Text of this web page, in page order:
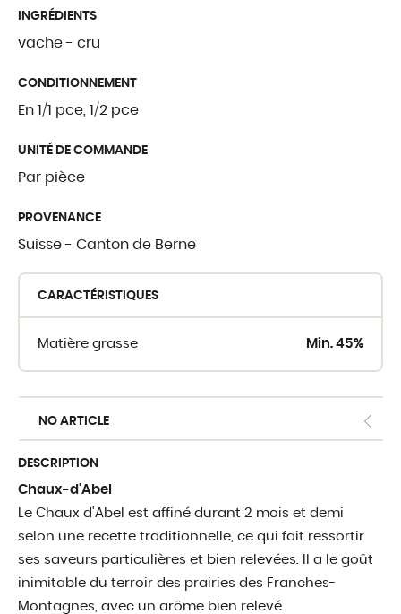
INGRÉDIENTS
vache - cru
CONDITIONNEMENT
En 1/1 pce, 1/2 pce
UNITÉ DE COMMANDE
Par pièce
PROVENANCE
Suisse - Canton de Berne
CARACTÉRISTIQUES
Matière grasse Min. 45%
NO ARTICLE
DESCRIPTION
Chaux-d'Abel
Le Chaux d'Abel est affiné durant 2 mois et demi
selon une recette traditionnelle, ce qui fait ressortir
ses saveurs particulières et bien relevées. Il a le goût
inimitable du terroir des prairies des Franches-
Montagnes, avec un arôme bien relevé.